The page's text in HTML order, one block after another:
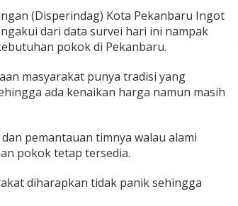
(Disperindag) Kota Pekanbaru Ingot
dari data survei hari ini nampak
pokok di Pekanbaru.
masyarakat punya tradisi yang
ada kenaikan harga namun masih
pemantauan timnya walau alami
pokok tetap tersedia.
diharapkan tidak panik sehingga